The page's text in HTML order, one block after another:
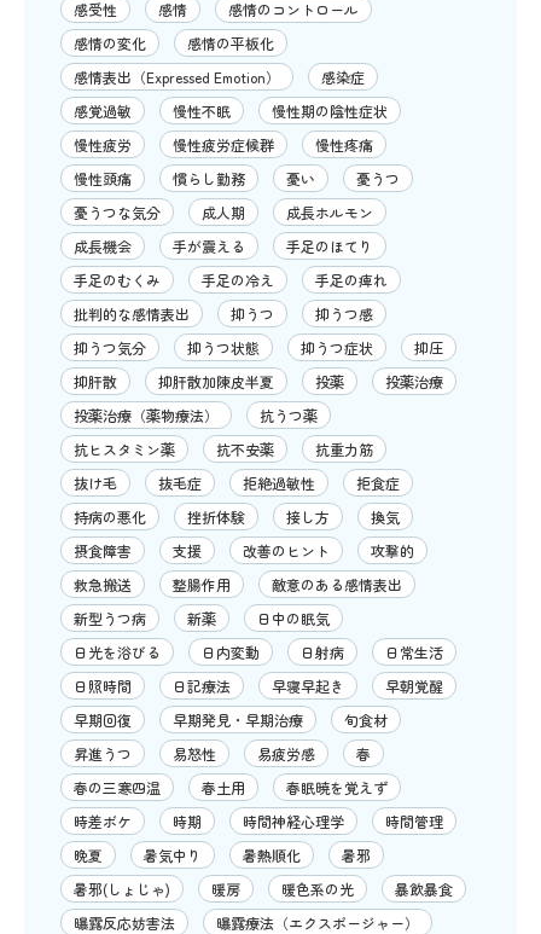
感受性
感情
感情のコントロール
感情の変化
感情の平板化
感情表出（Expressed Emotion）
感染症
感覚過敏
慢性不眠
慢性期の陰性症状
慢性疲労
慢性疲労症候群
慢性疼痛
慢性頭痛
慣らし勤務 憂い
憂うつ
憂うつな気分
成人期
成長ホルモン
成長機会
手が震える
手足のほてり
手足のむくみ
手足の冷え
手足の痺れ
批判的な感情表出
抑うつ
抑うつ感
抑うつ気分
抑うつ状態 抑うつ症状
抑圧
抑肝散
抑肝散加陳皮半夏 投薬
投薬治療
投薬治療（薬物療法）
抗うつ薬
抗ヒスタミン薬
抗不安薬
抗重力筋
抜け毛
抜毛症 拒絶過敏性
拒食症
持病の悪化
挫折体験 接し方
換気
摂食障害
支援 改善のヒント
攻撃的
救急搬送
整腸作用
敵意のある感情表出
新型うつ病
新薬
日中の眠気
日光を浴びる
日内変動 日射病
日常生活
日照時間
日記療法 早寝早起き
早朝覚醒
早期回復
早期発見・早期治療
旬食材
昇進うつ
易怒性 易疲労感
春
春の三寒四温
春土用
春眠暁を覚えず
時差ボケ
時期 時間神経心理学
時間管理
晩夏
暑気中り 暑熱順化
暑邪
暑邪(しょじゃ)
暖房 暖色系の光
暴飲暴食
曝露反応妨害法
曝露療法（エクスポージャー）